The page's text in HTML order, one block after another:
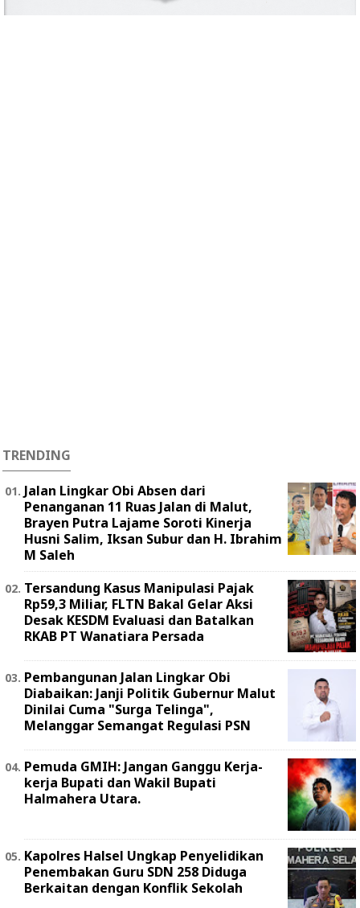
TRENDING
Jalan Lingkar Obi Absen dari
Penanganan 11 Ruas Jalan di Malut,
Brayen Putra Lajame Soroti Kinerja
Husni Salim, Iksan Subur dan H. Ibrahim
M Saleh
Tersandung Kasus Manipulasi Pajak
Rp59,3 Miliar, FLTN Bakal Gelar Aksi
Desak KESDM Evaluasi dan Batalkan
RKAB PT Wanatiara Persada ‎
Pembangunan Jalan Lingkar Obi
Diabaikan: Janji Politik Gubernur Malut
Dinilai Cuma "Surga Telinga",
Melanggar Semangat Regulasi PSN ‎
Pemuda GMIH: Jangan Ganggu Kerja-
kerja Bupati dan Wakil Bupati
Halmahera Utara.
Kapolres Halsel Ungkap Penyelidikan
Penembakan Guru SDN 258 Diduga
Berkaitan dengan Konflik Sekolah